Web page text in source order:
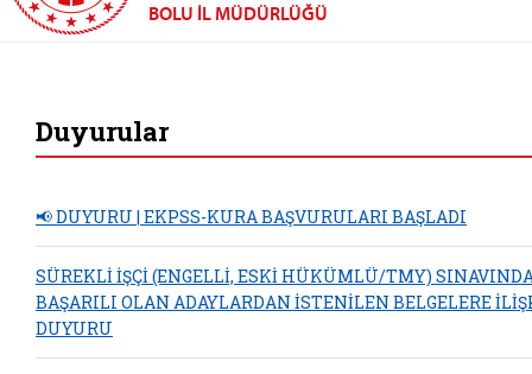
BOLU İL MÜDÜRLÜĞÜ
Duyurular
📢 DUYURU | EKPSS-KURA BAŞVURULARI BAŞLADI
SÜREKLİ İŞÇİ (ENGELLİ, ESKİ HÜKÜMLÜ/TMY)
BAŞARILI OLAN ADAYLARDAN İSTENİLEN BELGELERE
DUYURU